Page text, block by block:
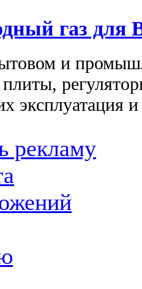
газ для
и
эксплуатация
рекламу